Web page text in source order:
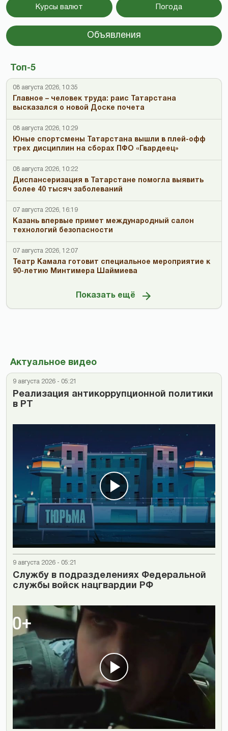
Курсы валют Погода
Объявления
Топ-5
08 августа 2026, 10:35
Главное – человек труда: раис Татарстана
высказался о новой Доске почета
08 августа 2026, 10:29
Юные спортсмены Татарстана вышли в плей-офф
трех дисциплин на сборах ПФО «Гвардеец»
08 августа 2026, 10:22
Диспансеризация в Татарстане помогла выявить
более 40 тысяч заболеваний
07 августа 2026, 16:19
Казань впервые примет международный салон
технологий безопасности
07 августа 2026, 12:07
Театр Камала готовит специальное мероприятие к
90-летию Минтимера Шаймиева
Показать ещё
Актуальное видео
9 августа 2026 - 05:21
Реализация антикоррупционной политики
в РТ
9 августа 2026 - 05:21
Cлужбу в подразделениях Федеральной
службы войск нацгвардии РФ